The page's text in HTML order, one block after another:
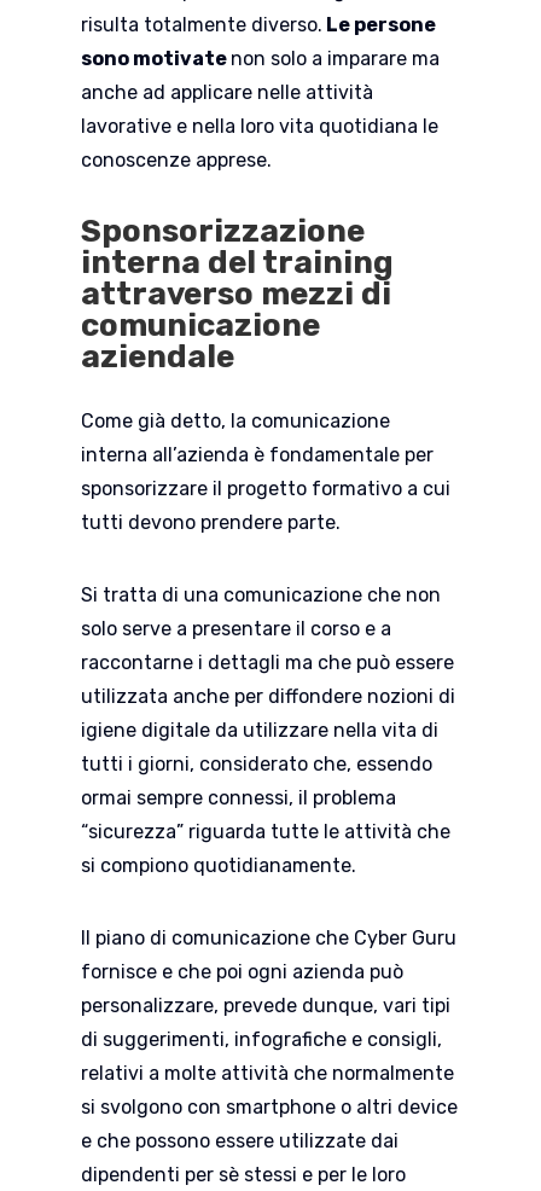
risulta totalmente diverso. Le persone
sono motivate non solo a imparare ma
anche ad applicare nelle attività
lavorative e nella loro vita quotidiana le
conoscenze apprese.
Sponsorizzazione
interna del training
attraverso mezzi di
comunicazione
aziendale
Come già detto, la comunicazione
interna all’azienda è fondamentale per
sponsorizzare il progetto formativo a cui
tutti devono prendere parte.
Si tratta di una comunicazione che non
solo serve a presentare il corso e a
raccontarne i dettagli ma che può essere
utilizzata anche per diffondere nozioni di
igiene digitale da utilizzare nella vita di
tutti i giorni, considerato che, essendo
ormai sempre connessi, il problema
“sicurezza” riguarda tutte le attività che
si compiono quotidianamente.
Il piano di comunicazione che Cyber Guru
fornisce e che poi ogni azienda può
personalizzare, prevede dunque, vari tipi
di suggerimenti, infografiche e consigli,
relativi a molte attività che normalmente
si svolgono con smartphone o altri device
e che possono essere utilizzate dai
dipendenti per sè stessi e per le loro